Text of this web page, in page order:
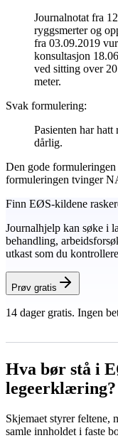
Journalnotat fra
ryggsmerter og
fra 03.09.2019
konsultasjon
ved sitting over
meter.
Svak formulering:
Pasienten har
dårlig.
Den gode
formuleringen tvinger
Finn EØS-kildene
Journalhjelp kan søke i
behandling,
utkast som du
Prøv gratis
14 dager gratis. Ingen
Hva bør stå i
legeerklæring?
Skjemaet styrer feltene,
samle innholdet i faste